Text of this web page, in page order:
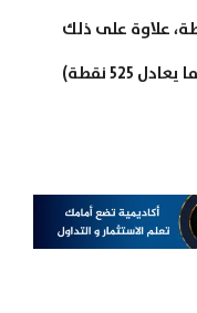
يعادل 33 نقطة) إلى 2077 نقطة، علاوة على ذلك
هبط مؤشر “سنسيكس” بنسبة 0.9% (ما يعادل 525 نقطة)